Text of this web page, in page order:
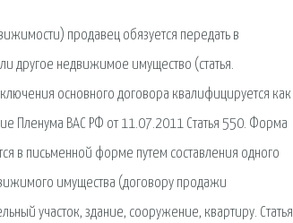
продавец обязуется передать в
другое недвижимое имущество (статья.
основного договора квалифицируется как
Пленума ВАС РФ от 11.07.2011 Статья 550. Форма
в письменной форме путем составления одного
имущества (договору продажи
участок, здание, сооружение, квартиру. Статья